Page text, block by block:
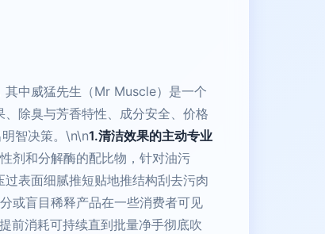
其中威猛先生（Mr Muscle）是一个
除臭与芳香特性、成分安全、价格
智决策。\n\n1.清洁效果的主动专业
剂和分解酶的配比物，针对油污
表面细腻推短贴地推结构刮去污肉
或盲目稀释产品在一些消费者可见
前消耗可持续直到批量净手彻底吹